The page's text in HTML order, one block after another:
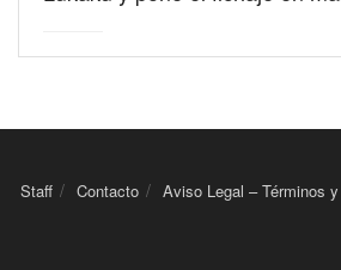
Staff Contacto Aviso Legal – Términos